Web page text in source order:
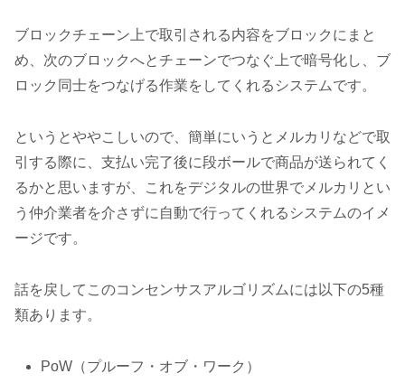
ブロックチェーン上で取引される内容をブロックにまと
め、次のブロックへとチェーンでつなぐ上で暗号化し、ブ
ロック同士をつなげる作業をしてくれるシステムです。
というとややこしいので、簡単にいうとメルカリなどで取
引する際に、支払い完了後に段ボールで商品が送られてく
るかと思いますが、これをデジタルの世界でメルカリとい
う仲介業者を介さずに自動で行ってくれるシステムのイメ
ージです。
話を戻してこのコンセンサスアルゴリズムには以下の5種
類あります。
PoW（プルーフ・オブ・ワーク）